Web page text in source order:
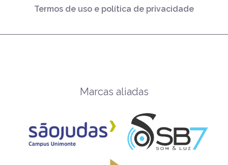
Termos de uso e política de privacidade
Marcas aliadas